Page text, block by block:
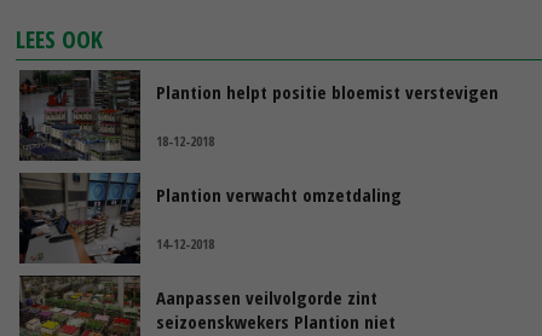
LEES OOK
Plantion helpt positie bloemist verstevigen
18-12-2018
Plantion verwacht omzetdaling
14-12-2018
Aanpassen veilvolgorde zint
seizoenskwekers Plantion niet